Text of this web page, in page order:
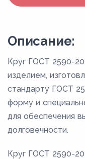
Описание:
Круг ГОСТ 2590-
изделием,
стандарту ГОСТ
форму и
для обеспечения
долговечности.
Круг ГОСТ 2590-